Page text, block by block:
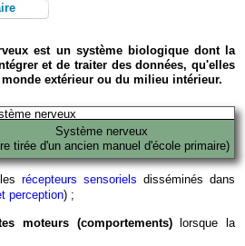
est un système biologique dont la
et de traiter des données, qu'elles
extérieur ou du milieu intérieur.
Système nerveux
tirée d'un ancien manuel d'école primaire)
récepteurs sensoriels disséminés dans
perception) ;
moteurs (comportements)lorsque la